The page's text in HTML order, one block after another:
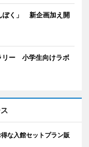
ぼく」 新企画加え開
リー 小学生向けラボ
な入館セットプラン販